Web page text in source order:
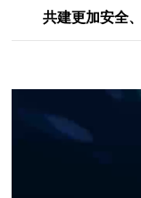
共建更加安全